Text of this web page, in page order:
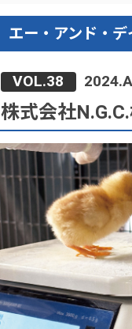
エー・アンド・デ
VOL.38
株式会社